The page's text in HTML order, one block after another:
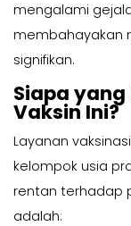
mengalami
membahayakan
signifikan.
Siapa
Vaksin Ini?
Layanan
kelompok usia
rentan terhadap
adalah: